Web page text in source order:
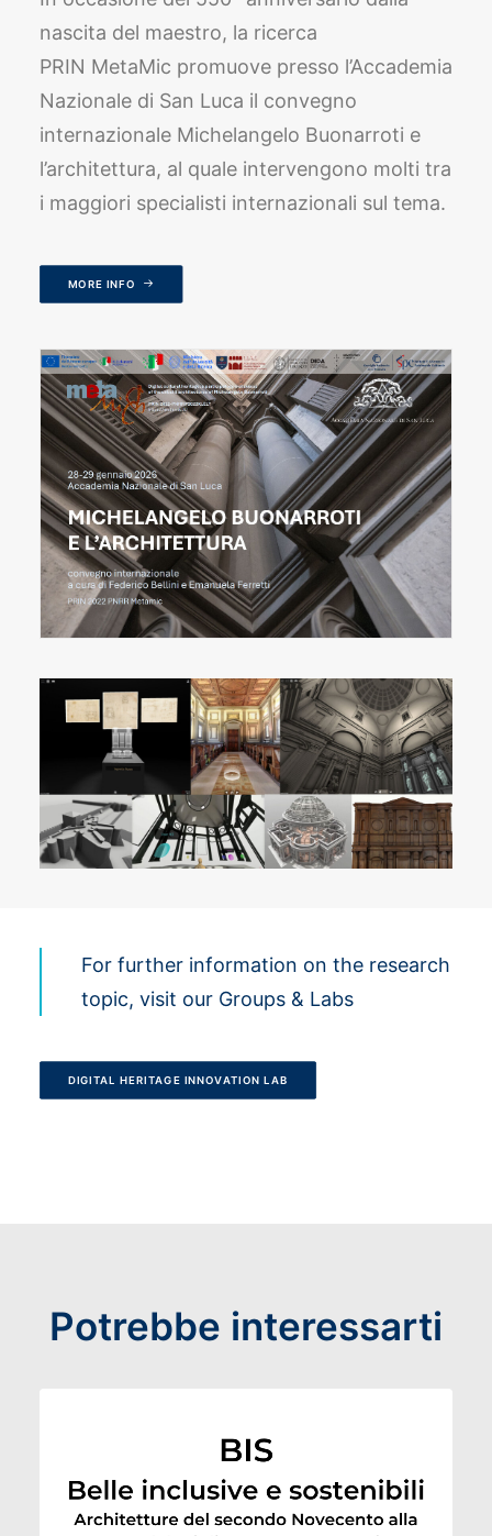
nascita del maestro, la ricerca
PRIN MetaMic promuove presso l’Accademia
Nazionale di San Luca il convegno
internazionale Michelangelo Buonarroti e
l’architettura, al quale intervengono molti tra
i maggiori specialisti internazionali sul tema.
MORE INFO
For further information on the research
topic, visit our Groups & Labs
DIGITAL HERITAGE INNOVATION LAB
Potrebbe interessarti